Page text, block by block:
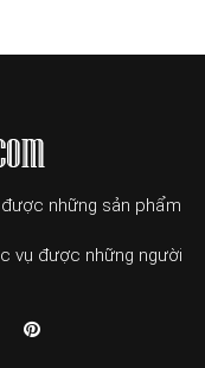
những sản phẩm
vụ được những người